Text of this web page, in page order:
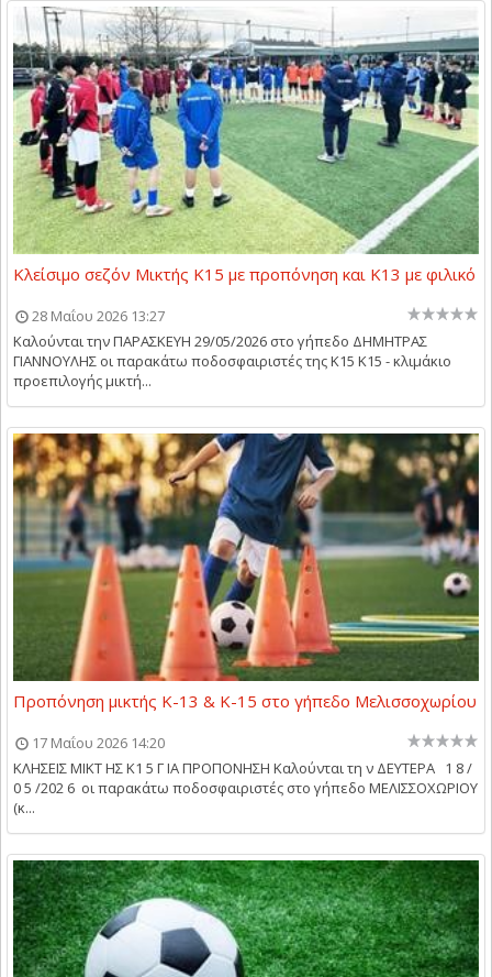
Κλείσιμο σεζόν Μικτής Κ15 με προπόνηση και Κ13 με φιλικό
28 Μαΐου 2026 13:27
Καλούνται την ΠΑΡΑΣΚΕΥΗ 29/05/2026 στο γήπεδο ΔΗΜΗΤΡΑΣ
ΓΙΑΝΝΟΥΛΗΣ οι παρακάτω ποδοσφαιριστές της Κ15 Κ15 - κλιμάκιο
προεπιλογής μικτή...
Προπόνηση μικτής Κ-13 & Κ-15 στο γήπεδο Μελισσοχωρίου
17 Μαΐου 2026 14:20
ΚΛΗΣΕΙΣ ΜΙΚΤ ΗΣ Κ1 5 Γ ΙΑ ΠΡΟΠΟΝΗΣΗ Καλούνται τη ν ΔΕΥΤΕΡΑ 1 8 /
0 5 /202 6 οι παρακάτω ποδοσφαιριστές στο γήπεδο ΜΕΛΙΣΣΟΧΩΡΙΟΥ
(κ...